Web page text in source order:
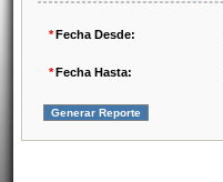
*Fecha Desde:
*Fecha Hasta: